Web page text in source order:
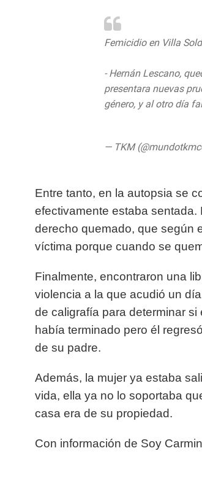
Femicidio en Villa
- Hernán Lescano,
presentara nuevas
género, y al otro día
— TKM
Entre tanto, en la autopsia se
efectivamente estaba
derecho quemado, que según
víctima porque cuando se
Finalmente, encontraron una
violencia a la que acudió un
de caligrafía para determinar
había terminado pero él
de su padre.
Además, la mujer ya estaba
vida, ella ya no lo soportaba
casa era de su propiedad.
Con información de Soy